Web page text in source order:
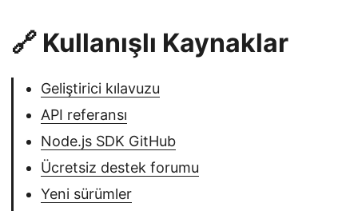
🔗 Kullanışlı Kaynaklar
Geliştirici kılavuzu
API referansı
Node.js SDK GitHub
Ücretsiz destek forumu
Yeni sürümler